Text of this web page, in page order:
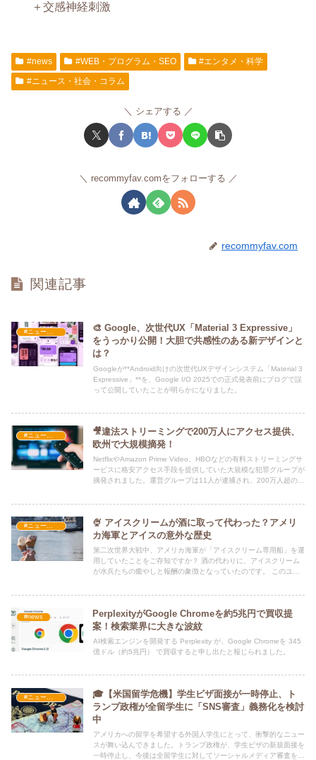
＋交感神経刺激
#news #WEB・プログラム・SEO
#エンタメ・科学
#ニュース・社会・コラム
シェアする
recommyfav.comをフォローする
recommyfav.com
関連記事
🎨 Google、次世代UX「Material 3 Expressive」
をうっかり公開！大胆で共感性のある新デザインと
は？
Googleが**Android向けの次世代UXデザインシステム「Material 3
Expressive」**を、Google I/O 2025での正式発表前にブログで誤
って公開していたことが明らかになりました。
🎥違法ストリーミングで200万人にアクセス提供、
欧州で大規模摘発！
NetflixやAmazon Prime Video、HBOなどの有料ストリーミングサ
ービスに格安アクセス手段を提供していた大規模な犯罪グループが
摘発されました。運営グループは11人が逮捕され、200万人超のユ
#ニュース・社会・コラム
🍨 アイスクリームが酒に取って代わった？アメリ
カ海軍とアイスの意外な歴史
第二次世界大戦中、アメリカ海軍が「アイスクリーム専用船」を運
用していたことをご存知ですか？ 酒の代わりに、アイスクリーム
が水兵たちの癒やしと報酬の象徴となっていたのです。 このユニ
#news
PerplexityがGoogle Chromeを約5兆円で買収提
案！検索業界に大きな波紋
AI検索エンジンを開発する Perplexity が、Google Chromeを 345
億ドル（約5兆円） で買収すると申し出たと報じられました。
#ニュース・社会・コラム
🎓【米国留学危機】学生ビザ面接が一時停止、ト
ランプ政権が全留学生に「SNS審査」義務化を検討
中
アメリカへの留学を希望する外国人学生にとって、衝撃的なニュー
スが舞い込んできました。トランプ政権が、学生ビザの新規面接を
一時停止し、今後は全留学生に対してソーシャルメディア審査を義